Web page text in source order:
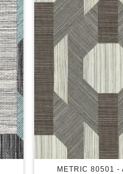
METRIC 80501 -